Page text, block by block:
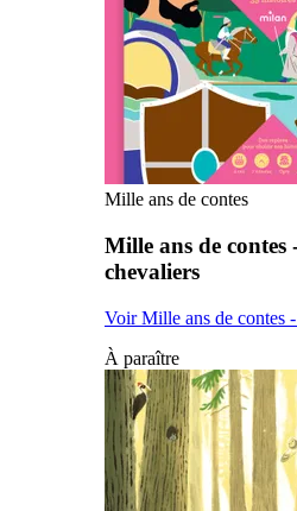
Mille ans de contes
Mille ans de contes
chevaliers
Voir Mille ans de contes
À paraître